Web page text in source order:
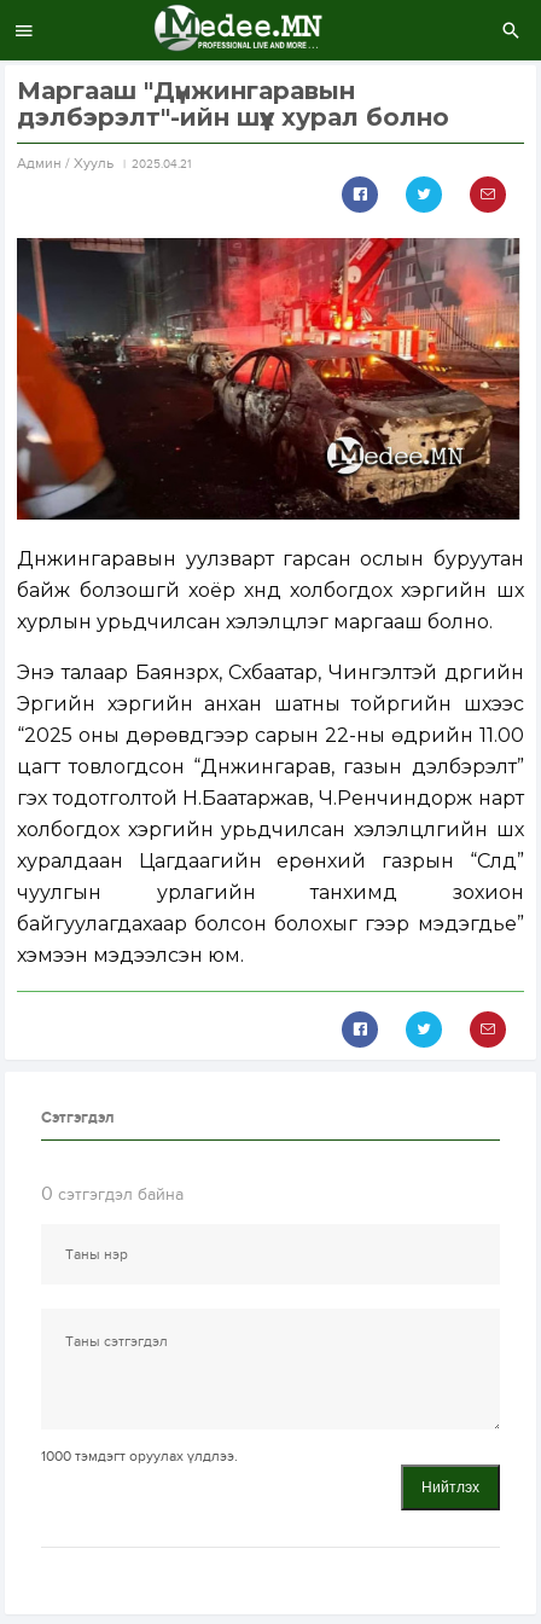
Маргааш "Дүнжингаравын
дэлбэрэлт"-ийн шүүх хурал болно
Aдмин / Хууль 2025.04.21
Дүнжингаравын уулзварт гарсан ослын буруутан
байж болзошгүй хоёр хүнд холбогдох хэргийн шүүх
хурлын урьдчилсан хэлэлцүүлэг маргааш болно.
Энэ талаар Баянзүрх, Сүхбаатар, Чингэлтэй дүүргийн
Эрүүгийн хэргийн анхан шатны тойргийн шүүхээс
“2025 оны дөрөвдүгээр сарын 22-ны өдрийн 11.00
цагт товлогдсон “Дүнжингарав, газын дэлбэрэлт”
гэх тодотголтой Н.Баатаржав, Ч.Ренчиндорж нарт
холбогдох хэргийн урьдчилсан хэлэлцүүлгийн шүүх
хуралдаан Цагдаагийн ерөнхий газрын “Сүлд”
чуулгын урлагийн танхимд зохион
байгуулагдахаар болсон болохыг үүгээр мэдэгдье”
хэмээн мэдээлсэн юм.
Сэтгэгдэл
0 сэтгэгдэл байна
1000 тэмдэгт оруулах үлдлээ.
Нийтлэх